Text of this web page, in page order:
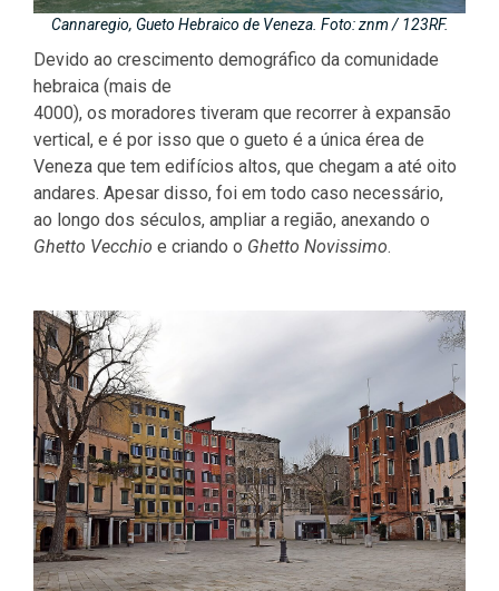
Cannaregio, Gueto Hebraico de Veneza. Foto: znm / 123RF.
Devido ao crescimento demográfico da comunidade
hebraica (mais de
4000), os moradores tiveram que recorrer à expansão
vertical, e é por isso que o gueto é a única érea de
Veneza que tem edifícios altos, que chegam a até oito
andares. Apesar disso, foi em todo caso necessário,
ao longo dos séculos, ampliar a região, anexando o
Ghetto Vecchio e criando o Ghetto Novissimo.